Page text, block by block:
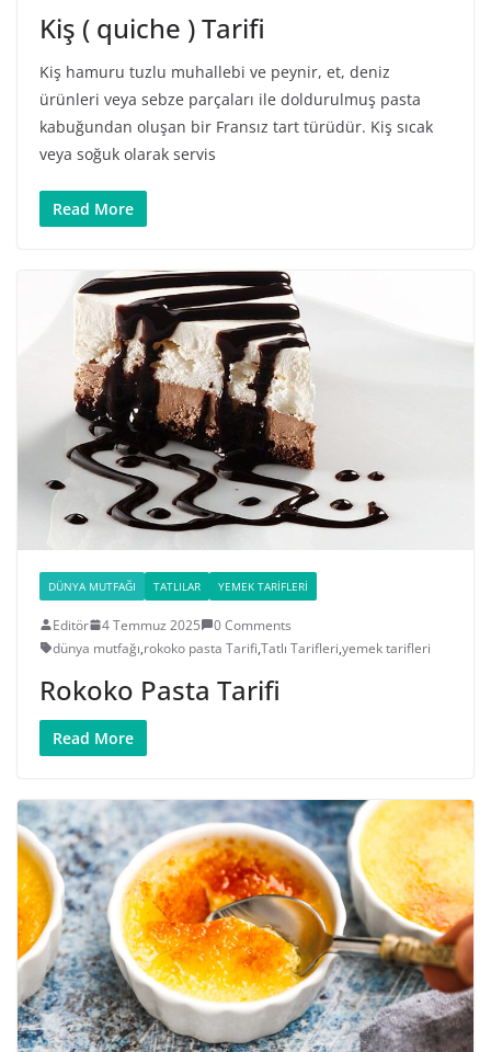
Kiş ( quiche ) Tarifi
Kiş hamuru tuzlu muhallebi ve peynir, et, deniz
ürünleri veya sebze parçaları ile doldurulmuş pasta
kabuğundan oluşan bir Fransız tart türüdür. Kiş sıcak
veya soğuk olarak servis
Read More
DÜNYA MUTFAĞI TATLILAR YEMEK TARIFLERI
Editör 4 Temmuz 2025
0 Comments
dünya mutfağı,rokoko pasta Tarifi,Tatlı Tarifleri,yemek tarifleri
Rokoko Pasta Tarifi
Read More